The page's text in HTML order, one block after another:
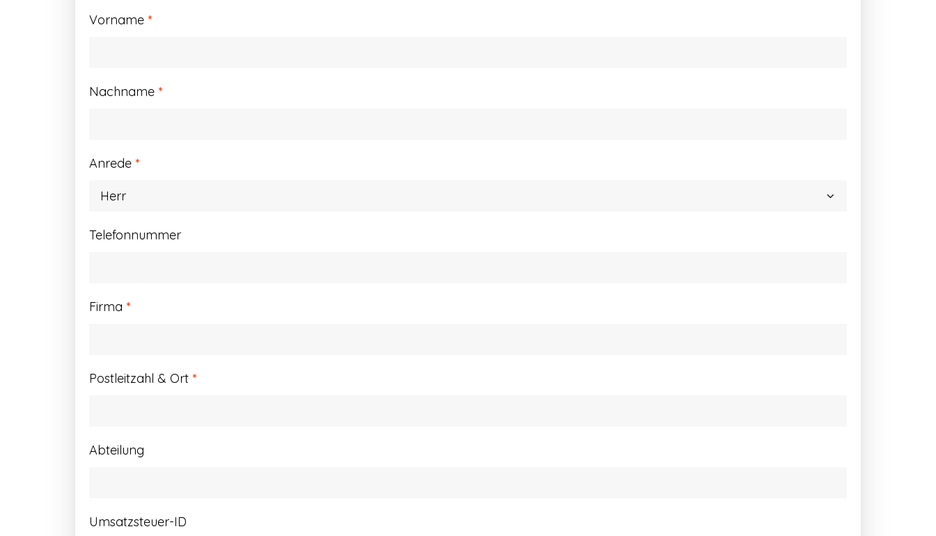
Vorname *
Nachname *
Anrede *
Telefonnummer
Firma *
Postleitzahl & Ort *
Abteilung
Umsatzsteuer-ID